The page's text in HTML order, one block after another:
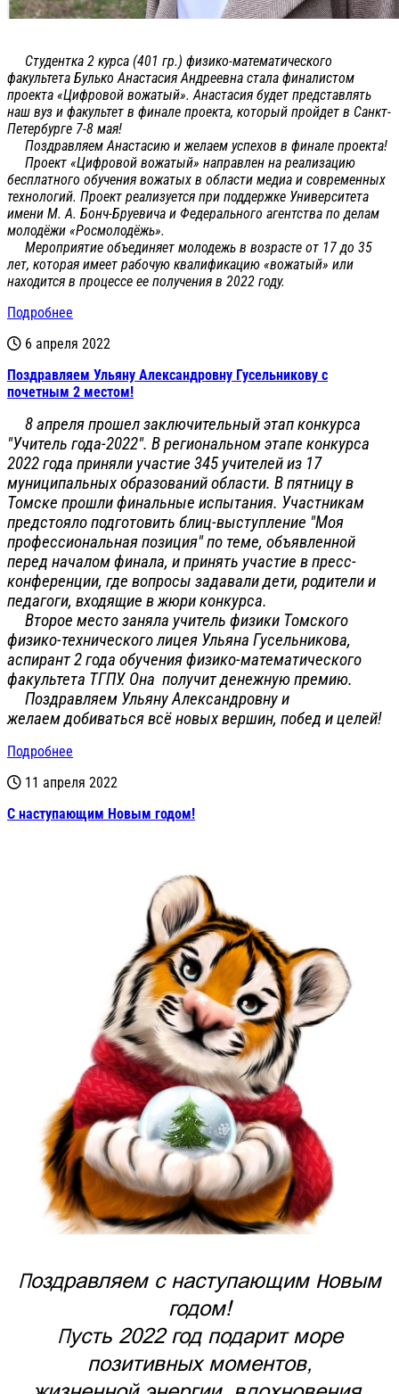
Студентка 2 курса (401 гр.) физико-математического
факультета Булько Анастасия Андреевна стала финалистом
проекта «Цифровой вожатый». Анастасия будет представлять
наш вуз и факультет в финале проекта, который пройдет в Санкт-
Петербурге 7-8 мая!
Поздравляем Анастасию и желаем успехов в финале проекта!
Проект «Цифровой вожатый» направлен на реализацию
бесплатного обучения вожатых в области медиа и современных
технологий. Проект реализуется при поддержке Университета
имени М. А. Бонч-Бруевича и Федерального агентства по делам
молодёжи «Росмолодёжь».
Мероприятие объединяет молодежь в возрасте от 17 до 35
лет, которая имеет рабочую квалификацию «вожатый» или
находится в процессе ее получения в 2022 году.
Подробнее
6 апреля 2022
Поздравляем Ульяну Александровну Гусельникову с
почетным 2 местом!
8 апреля прошел заключительный этап конкурса
"Учитель года-2022". В региональном этапе конкурса
2022 года приняли участие 345 учителей из 17
муниципальных образований области. В пятницу в
Томске прошли финальные испытания. Участникам
предстояло подготовить блиц-выступление "Моя
профессиональная позиция" по теме, объявленной
перед началом финала, и принять участие в пресс-
конференции, где вопросы задавали дети, родители и
педагоги, входящие в жюри конкурса.
Второе место заняла учитель физики Томского
физико-технического лицея Ульяна Гусельникова,
аспирант 2 года обучения физико-математического
факультета ТГПУ. Она получит денежную премию.
Поздравляем Ульяну Александровну и
желаем добиваться всё новых вершин, побед и целей!
Подробнее
11 апреля 2022
С наступающим Новым годом!
Поздравляем с наступающим Новым
годом!
Пусть 2022 год подарит море
позитивных моментов,